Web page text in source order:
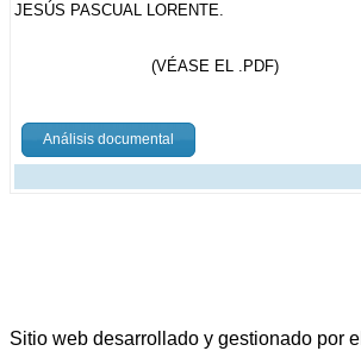
JESÚS PASCUAL LORENTE.
(VÉASE EL .PDF)
Análisis documental
Sitio web desarrollado y gestionado por el